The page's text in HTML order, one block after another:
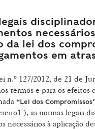
da lei dos
em
n.º 127/2012, de 21 de
termos e para os efeitos
“Lei dos
), as normas legais
necessários à aplicação